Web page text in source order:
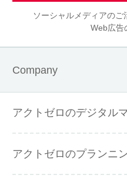
ソーシャルメディアのご
Web広告
Company
アクトゼロのデジタル
アクトゼロのプランニ